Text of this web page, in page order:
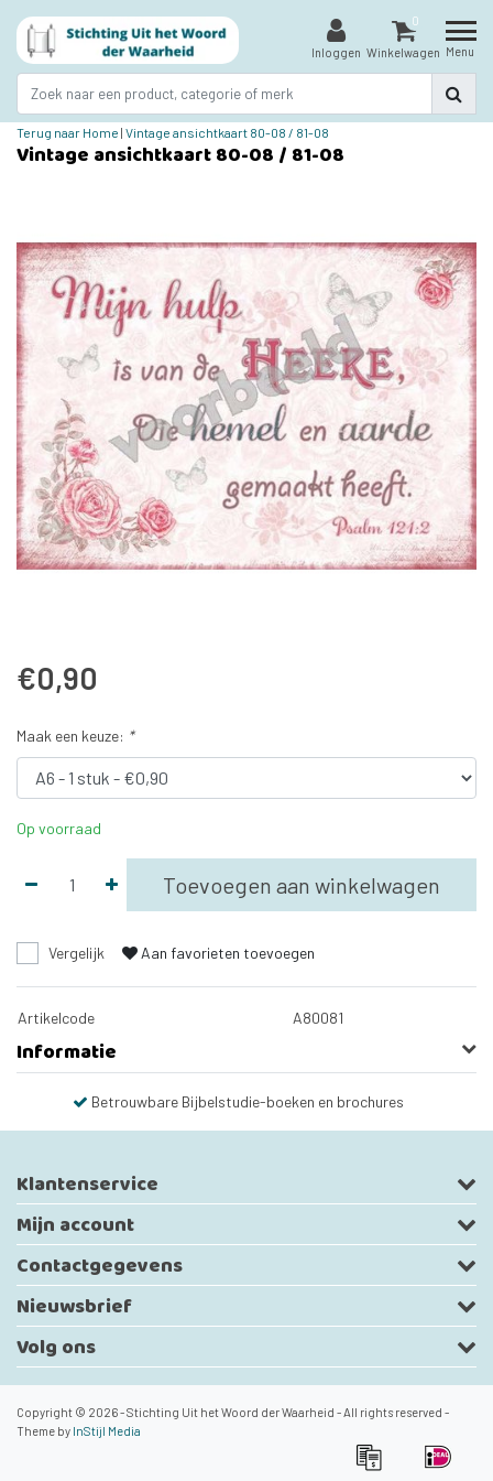
Inloggen
0
Winkelwagen Menu
Terug naar Home | Vintage ansichtkaart 80-08 / 81-08
Vintage ansichtkaart 80-08 / 81-08
€0,90
Maak een keuze: *
Op voorraad
Toevoegen aan winkelwagen
Vergelijk Aan favorieten toevoegen
Artikelcode A80081
Informatie
Betrouwbare Bijbelstudie-boeken en brochures
Klantenservice
Mijn account
Contactgegevens
Nieuwsbrief
Volg ons
Copyright © 2026 - Stichting Uit het Woord der Waarheid - All rights reserved -
Theme by InStijl Media